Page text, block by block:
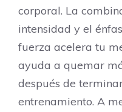
corporal. La
intensidad y el
fuerza acelera tu
ayuda a quemar
después de
entrenamiento. A